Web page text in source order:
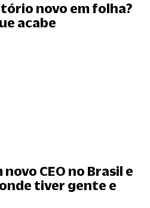
novo em folha?
acabe
CEO no Brasil e
tiver gente e